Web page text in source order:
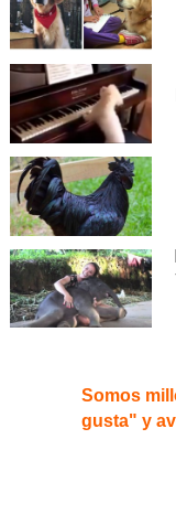
Somos
gusta" y